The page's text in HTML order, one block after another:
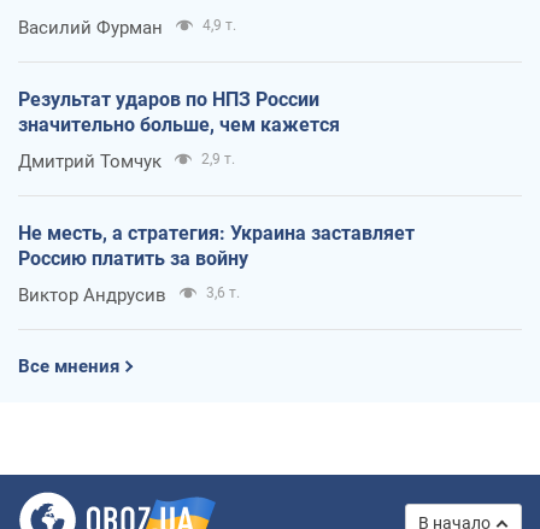
Василий Фурман 4,9 т.
Результат ударов по НПЗ России
значительно больше, чем кажется
Дмитрий Томчук 2,9 т.
Не месть, а стратегия: Украина заставляет
Россию платить за войну
Виктор Андрусив 3,6 т.
Все мнения
В начало